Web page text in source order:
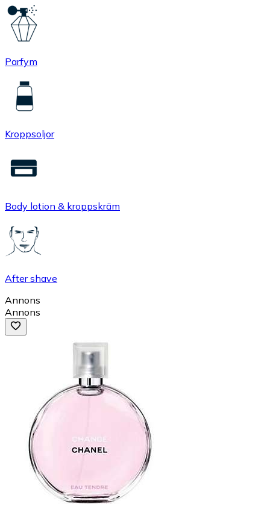
Parfym
Kroppsoljor
Body lotion & kroppskräm
After shave
Annons
Annons